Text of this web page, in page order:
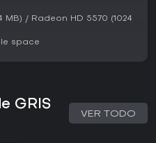
valor como experiencia
o frustrante en ciertas
el juego se mantiene en
Es ideal para
reflexivas y sin estrés
y su accesibilidad atrae a
MB) / Radeon HD 5570 (1024
space
GRIS
VER TODO